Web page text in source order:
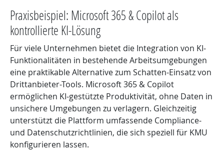
Praxisbeispiel: Microsoft 365 & Copilot als
kontrollierte KI-Lösung
Für viele Unternehmen bietet die Integration von KI-
Funktionalitäten in bestehende Arbeitsumgebungen
eine praktikable Alternative zum Schatten-Einsatz von
Drittanbieter-Tools. Microsoft 365 & Copilot
ermöglichen KI-gestützte Produktivität, ohne Daten in
unsichere Umgebungen zu verlagern. Gleichzeitig
unterstützt die Plattform umfassende Compliance-
und Datenschutzrichtlinien, die sich speziell für KMU
konfigurieren lassen.